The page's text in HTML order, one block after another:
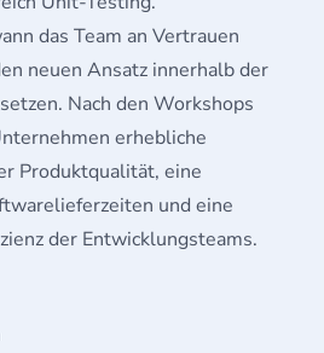
das Team an Vertrauen
neuen Ansatz innerhalb der
Nach den Workshops
erhebliche
Produktqualität, eine
und eine
der Entwicklungsteams.